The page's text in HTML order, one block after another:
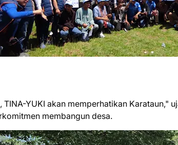
YUKI akan memperhatikan Karataun,"
membangun desa.